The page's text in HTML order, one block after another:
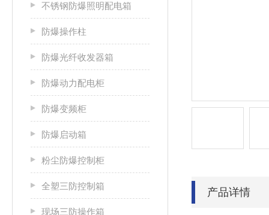
不锈钢防爆照明配电箱
防爆操作柱
防爆光纤收发器箱
防爆动力配电柜
防爆变频柜
防爆启动箱
粉尘防爆控制柜
全塑三防控制箱
现场三防操作箱
产品详情